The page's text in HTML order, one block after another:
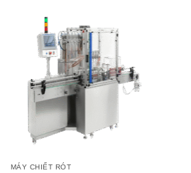
MÁY CHIẾT RÓT